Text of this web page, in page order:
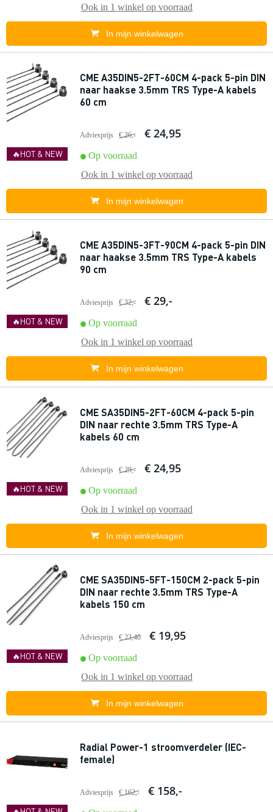
Ook in 1 winkel op voorraad
In mijn winkelwagen
🔥HOT & NEW
CME A35DIN5-2FT-60CM 4-pack 5-pin DIN
naar haakse 3.5mm TRS Type-A kabels
60 cm
Adviesprijs € 26,- € 24,95
Op voorraad
Ook in 1 winkel op voorraad
In mijn winkelwagen
🔥HOT & NEW
CME A35DIN5-3FT-90CM 4-pack 5-pin DIN
naar haakse 3.5mm TRS Type-A kabels
90 cm
Adviesprijs € 32,- € 29,-
Op voorraad
Ook in 1 winkel op voorraad
In mijn winkelwagen
🔥HOT & NEW
CME SA35DIN5-2FT-60CM 4-pack 5-pin
DIN naar rechte 3.5mm TRS Type-A
kabels 60 cm
Adviesprijs € 29,- € 24,95
Op voorraad
Ook in 1 winkel op voorraad
In mijn winkelwagen
🔥HOT & NEW
CME SA35DIN5-5FT-150CM 2-pack 5-pin
DIN naar rechte 3.5mm TRS Type-A
kabels 150 cm
Adviesprijs € 23,40 € 19,95
Op voorraad
Ook in 1 winkel op voorraad
In mijn winkelwagen
Radial Power-1 stroomverdeler (IEC-
female)
Adviesprijs € 162,- € 158,-